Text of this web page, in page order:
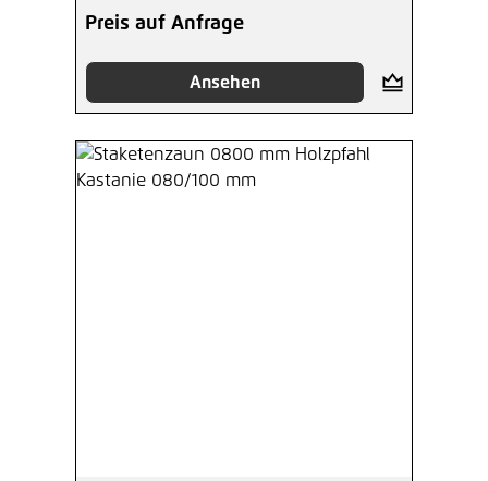
Preis auf Anfrage
Ansehen